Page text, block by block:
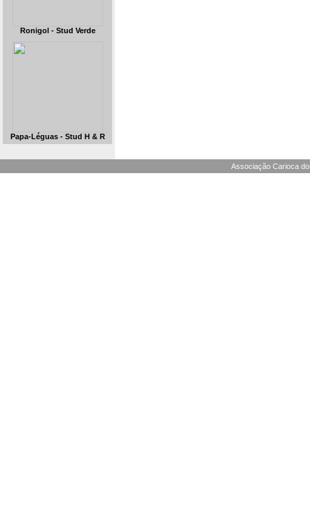
Ronigol - Stud Verde
Papa-Léguas - Stud H & R
Associação Carioca